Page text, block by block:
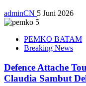
adminCN 5 Juni 2026
PEMKO BATAM
Breaking News
Defence Attache
Claudia Sambut